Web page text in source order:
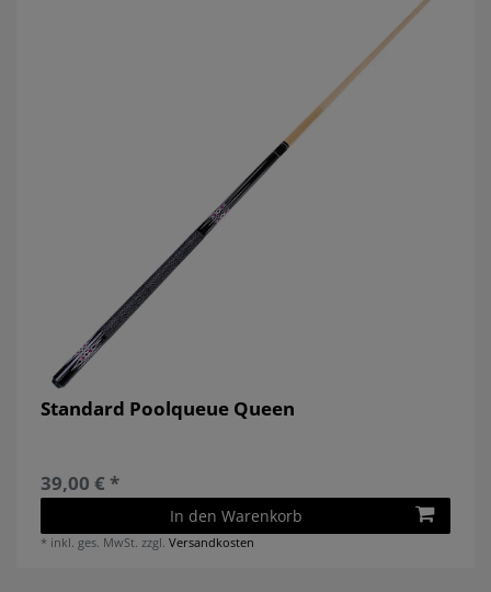
Standard Poolqueue Queen
39,00 € *
In den Warenkorb
* inkl. ges. MwSt. zzgl.Versandkosten